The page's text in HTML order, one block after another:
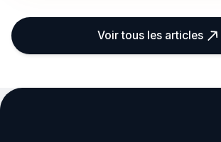
Voir tous les articles